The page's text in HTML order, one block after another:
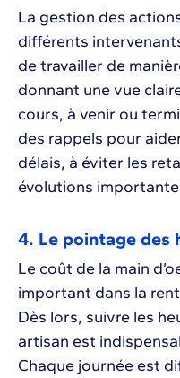
La gestion des
différents
de travailler de
donnant une vue
cours, à venir ou
des rappels pour
délais, à éviter les
évolutions
4. Le pointage des
Le coût de la main
important dans la
Dès lors, suivre les
artisan est
Chaque journée est